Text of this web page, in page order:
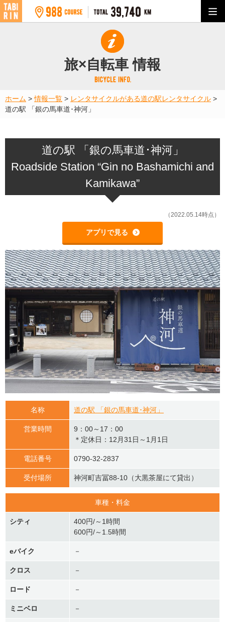
旅×自転車 情報
ホーム >情報一覧 > レンタサイクルがある道の駅レンタサイクル >
道の駅 「銀の馬車道･神河」
道の駅 「銀の馬車道･神河」
Roadside Station “Gin no Bashamichi and
Kamikawa”
（2022.05.14時点）
アプリで見る
名称 道の駅 「銀の馬車道･神河」
営業時間
9：00～17：00
＊定休日：12月31日～1月1日
電話番号 0790-32-2837
受付場所 神河町吉冨88-10（大黒茶屋にて貸出）
車種・料金
シティ
400円/～1時間
600円/～1.5時間
eバイク －
クロス －
ロード －
ミニベロ －